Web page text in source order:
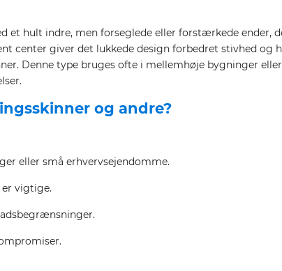
et hult indre, men forseglede eller forstærkede
center giver det lukkede design forbedret stivhed og
Denne type bruges ofte i mellemhøje bygninger
og andre?
eller små erhvervsejendomme.
vigtige.